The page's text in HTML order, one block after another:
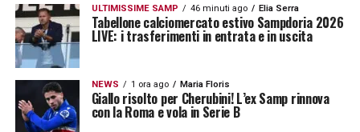
essere alla portata dell’organico
blucerchiato, sebbene ilSassuolosia
avversario ostico da affrontare. Conquistare
i sei punti in palio tra le mura casalinghe
sarebbe un record notevole per il gruppo
ULTIMISSIME SAMP 46 minuti ago Elia Serra
Tabellone calciomercato estivo Sampdoria 2026
LIVE: i trasferimenti in entrata e in uscita
NEWS 1 ora ago Maria Floris
Giallo risolto per Cherubini! L’ex Samp rinnova
con la Roma e vola in Serie B